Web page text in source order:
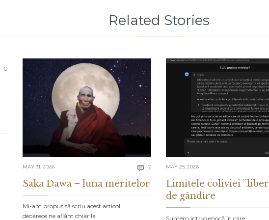
Related Stories
0 Comments
MAY 31, 2026  7 Comments
Saka Dawa – luna meritelor
Mi-am propus să scriu acest articol
deoarece ne aflăm chiar la
MAY 25, 2026
Limitele coliviei
de gândire
Suntem într-o epocă în care